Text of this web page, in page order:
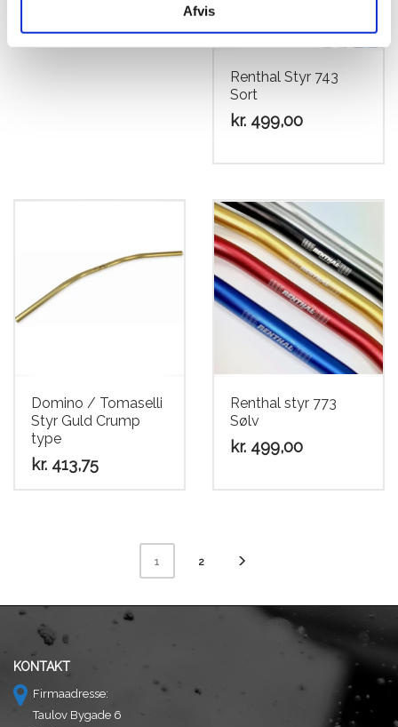
Afvis
Renthal Styr 743
Sort
kr. 499,00
Domino / Tomaselli
Styr Guld Crump
type
kr. 413,75
Renthal styr 773
Sølv
kr. 499,00
1 2
KONTAKT
Firmaadresse:
Taulov Bygade 6